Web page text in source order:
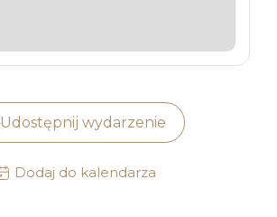
Udostępnij wydarzenie
Dodaj do kalendarza